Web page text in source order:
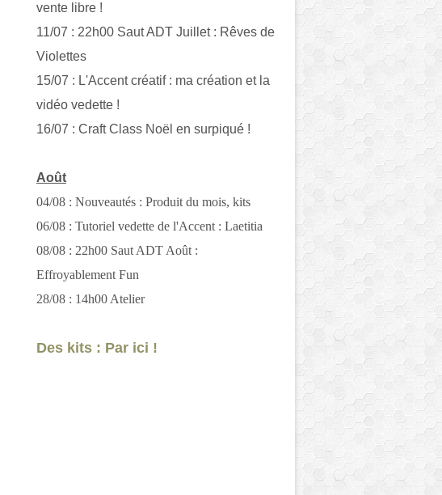
vente libre !
11/07 : 22h00 Saut ADT Juillet : Rêves de
Violettes
15/07 : L'Accent créatif : ma création et la
vidéo vedette !
16/07 : Craft Class Noël en surpiqué !
Août
04/08 : Nouveautés : Produit du mois, kits
06/08 : Tutoriel vedette de l'Accent : Laetitia
08/08 : 22h00 Saut ADT Août :
Effroyablement Fun
28/08 : 14h00 Atelier
Des kits : Par ici !